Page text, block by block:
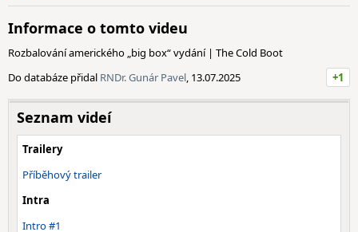
Informace o tomto videu
Rozbalování amerického „big box“ vydání | The Cold Boot
Do databáze přidal RNDr. Gunár Pavel, 13.07.2025 +1
Seznam videí
Trailery
Příběhový trailer
Intra
Intro #1